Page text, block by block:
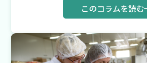
このコラムを読む